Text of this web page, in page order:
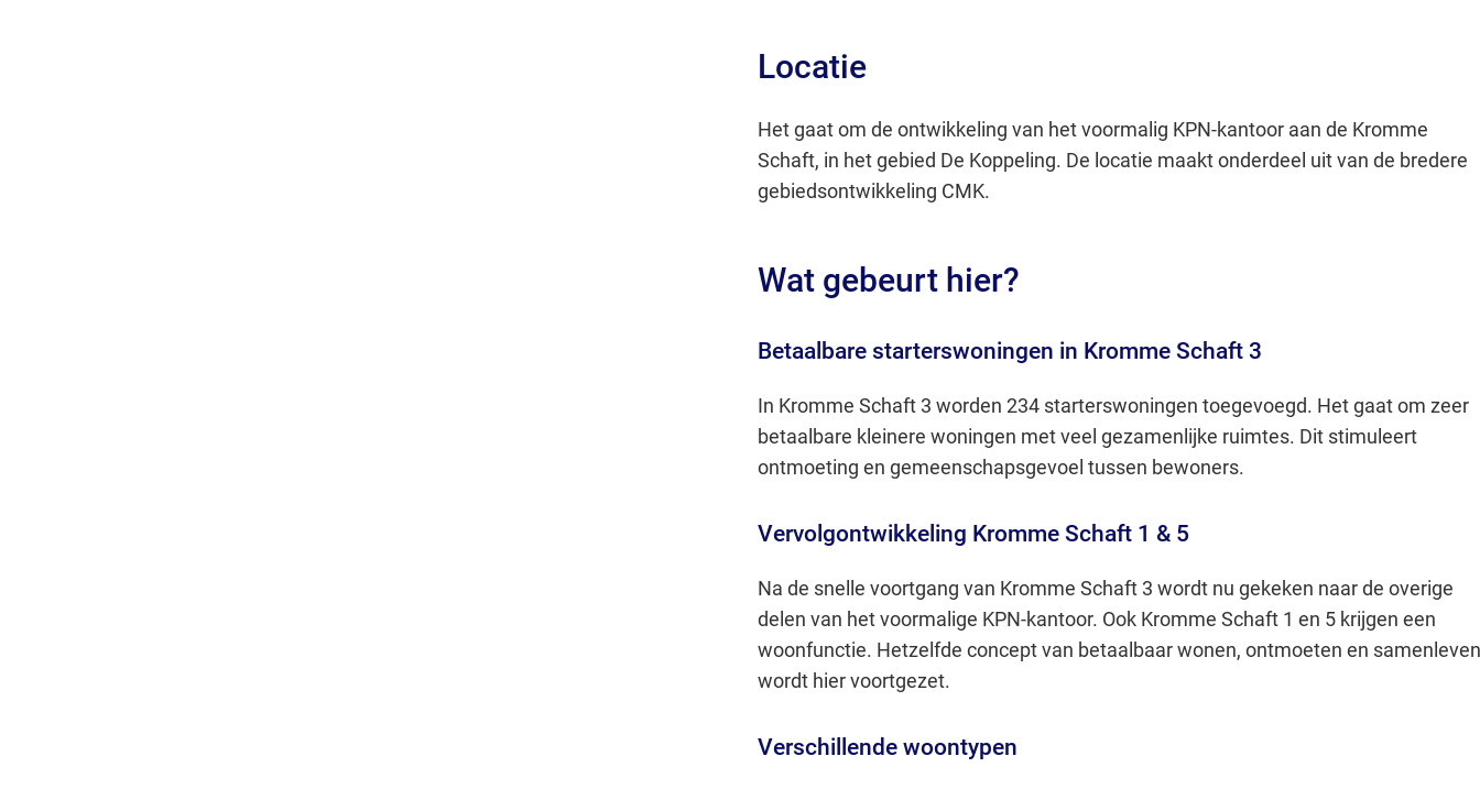
Locatie
Het gaat om de ontwikkeling van het voormalig KPN-kantoor aan de Kromme
Schaft, in het gebied De Koppeling. De locatie maakt onderdeel uit van de bredere
gebiedsontwikkeling CMK.
Wat gebeurt hier?
Betaalbare starterswoningen in Kromme Schaft 3
In Kromme Schaft 3 worden 234 starterswoningen toegevoegd. Het gaat om zeer
betaalbare kleinere woningen met veel gezamenlijke ruimtes. Dit stimuleert
ontmoeting en gemeenschapsgevoel tussen bewoners.
Vervolgontwikkeling Kromme Schaft 1 & 5
Na de snelle voortgang van Kromme Schaft 3 wordt nu gekeken naar de overige
delen van het voormalige KPN-kantoor. Ook Kromme Schaft 1 en 5 krijgen een
woonfunctie. Hetzelfde concept van betaalbaar wonen, ontmoeten en samenleven
wordt hier voortgezet.
Verschillende woontypen